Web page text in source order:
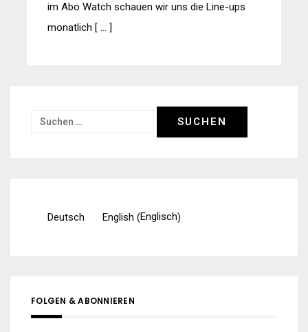
im Abo Watch schauen wir uns die Line-ups
monatlich [ … ]
Suchen
Deutsch English (Englisch)
FOLGEN & ABONNIEREN